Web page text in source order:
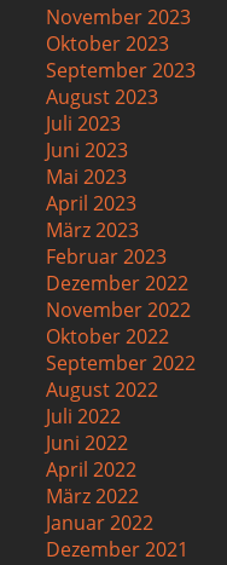
November 2023
Oktober 2023
September 2023
August 2023
Juli 2023
Juni 2023
Mai 2023
April 2023
März 2023
Februar 2023
Dezember 2022
November 2022
Oktober 2022
September 2022
August 2022
Juli 2022
Juni 2022
April 2022
März 2022
Januar 2022
Dezember 2021